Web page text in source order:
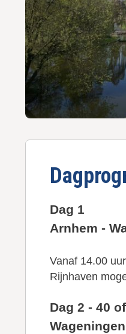
Dag 1
Arnhem -
Vanaf 14.00
Rijnhaven
Dag 2 - 40